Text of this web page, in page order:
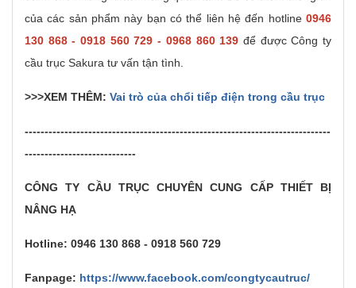
của các sản phẩm này bạn có thể liên hệ đến hotline 0946
130 868 - 0918 560 729 - 0968 860 139 để được Công ty
cầu trục Sakura tư vấn tận tình.
>>>XEM THÊM: Vai trò của chổi tiếp điện trong cầu trục
-----------------------------------------------------------------------------
----------------------------
CÔNG TY CẦU TRỤC CHUYÊN CUNG CẤP THIẾT BỊ
NÂNG HẠ
Hotline: 0946 130 868 - 0918 560 729
Fanpage: https://www.facebook.com/congtycautruc/